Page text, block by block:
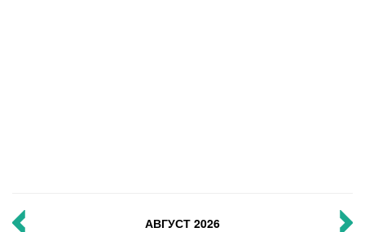
АВГУСТ 2026